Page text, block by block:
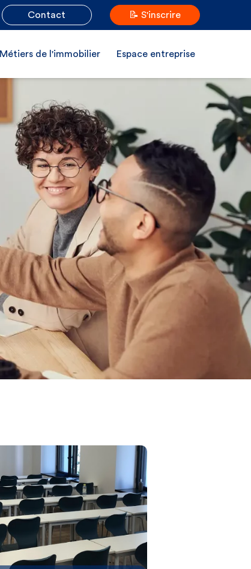
Contact 📝 S'inscrire
Métiers de l'immobilier Espace entreprise